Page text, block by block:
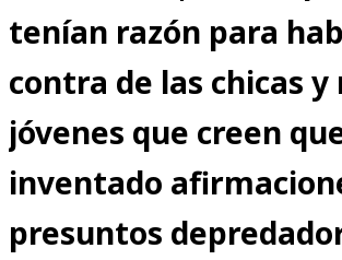
tenían razón para
contra de las chicas
jóvenes que creen
inventado
presuntos